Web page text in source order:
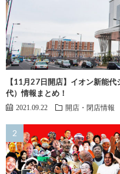
【11月27日開店】イオン新能
代）情報まとめ！
2021.09.22 開店・閉店情報